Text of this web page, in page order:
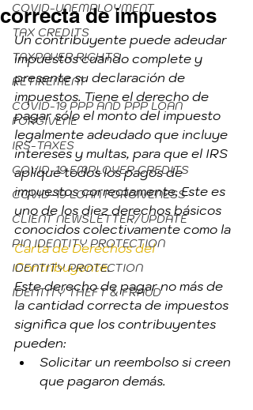
COVID-UNEMPLOYMENT
TAX CREDITS
TAXPAYER RIGHTS
RETIREMENT
COVID-19 PPP AND PPP LOAN
FORGIVENE
IRS-TAXES
COVID-19 EMPLOYER CREDITS
COVID-19 LOAN FORGIVENESS
CLIENT NEWSLETTER/UPDATE
PIN IDENTITY PROTECTION
IDENTITY PROTECTION
IDENTITY THEFT & FRAUD
correcta de impuestos
Un contribuyente puede adeudar
impuestos cuando complete y
presente su declaración de
impuestos. Tiene el derecho de
pagar sólo el monto del impuesto
legalmente adeudado que incluye
intereses y multas, para que el IRS
aplique todos los pagos de
impuestos correctamente. Este es
uno de los diez derechos básicos
conocidos colectivamente como la
Carta de Derechos del
Contribuyente.
Este derecho de pagar no más de
la cantidad correcta de impuestos
significa que los contribuyentes
pueden:
Solicitar un reembolso si creen
que pagaron demás.